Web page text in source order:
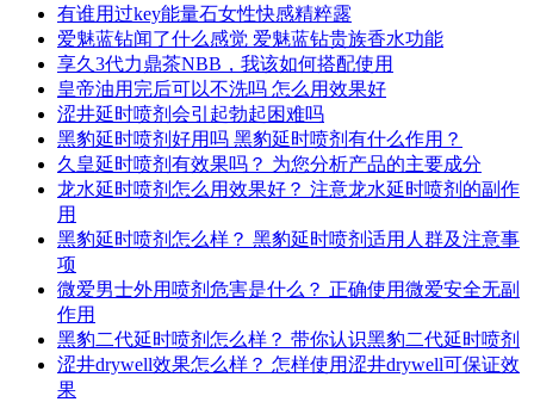
有谁用过key能量石女性快感精粹露
爱魅蓝钻闻了什么感觉 爱魅蓝钻贵族香水功能
享久3代力鼎茶NBB，我该如何搭配使用
皇帝油用完后可以不洗吗 怎么用效果好
涩井延时喷剂会引起勃起困难吗
黑豹延时喷剂好用吗 黑豹延时喷剂有什么作用？
久皇延时喷剂有效果吗？ 为您分析产品的主要成分
龙水延时喷剂怎么用效果好？ 注意龙水延时喷剂的副作
用
黑豹延时喷剂怎么样？ 黑豹延时喷剂适用人群及注意事
项
微爱男士外用喷剂危害是什么？ 正确使用微爱安全无副
作用
黑豹二代延时喷剂怎么样？ 带你认识黑豹二代延时喷剂
涩井drywell效果怎么样？ 怎样使用涩井drywell可保证效
果